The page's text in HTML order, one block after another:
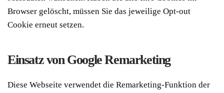
Browser gelöscht, müssen Sie das jeweilige Opt-out
Cookie erneut setzen.
Einsatz von Google Remarketing
Diese Webseite verwendet die Remarketing-Funktion der